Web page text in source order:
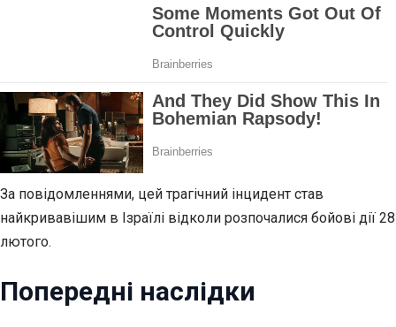
За повідомленнями, цей трагічний інцидент став
найкривавішим в Ізраїлі відколи розпочалися бойові дії 28
лютого.
Попередні наслідки